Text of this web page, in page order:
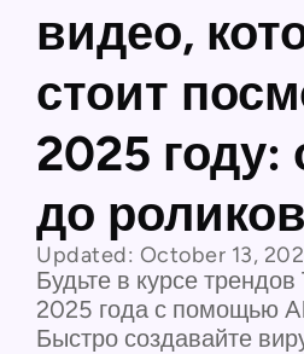
видео,
стоит
2025 году:
до роликов
Updated: October 13,
Будьте в курсе
2025 года с помощью
Быстро создавайте